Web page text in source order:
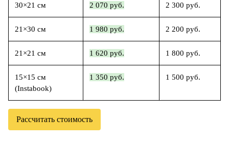
30×21 см 2 070 руб. 2 300 руб.
21×30 см 1 980 руб. 2 200 руб.
21×21 см 1 620 руб. 1 800 руб.
15×15 см
(Instabook)
1 350 руб. 1 500 руб.
Рассчитать стоимость